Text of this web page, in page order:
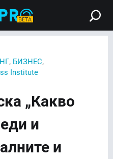
, БИЗНЕС,
Institute
„Какво
и
и